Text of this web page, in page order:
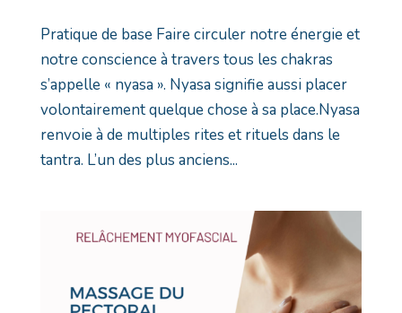
Pratique de base Faire circuler notre énergie et
notre conscience à travers tous les chakras
s’appelle « nyasa ». Nyasa signifie aussi placer
volontairement quelque chose à sa place.Nyasa
renvoie à de multiples rites et rituels dans le
tantra. L’un des plus anciens...